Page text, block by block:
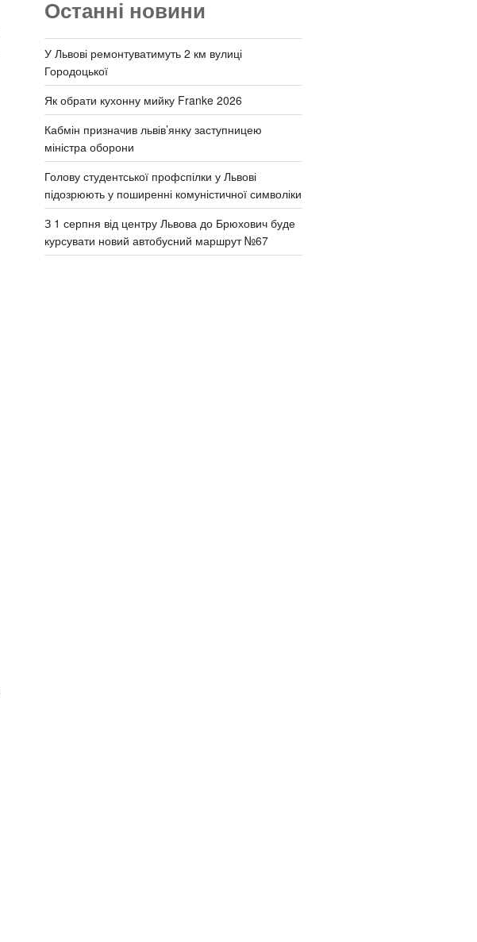
Останні новини
У Львові ремонтуватимуть 2 км вулиці
Городоцької
Як обрати кухонну мийку Franke 2026
Кабмін призначив львів’янку заступницею
міністра оборони
Голову студентської профспілки у Львові
підозрюють у поширенні комуністичної символіки
З 1 серпня від центру Львова до Брюхович буде
курсувати новий автобусний маршрут №67